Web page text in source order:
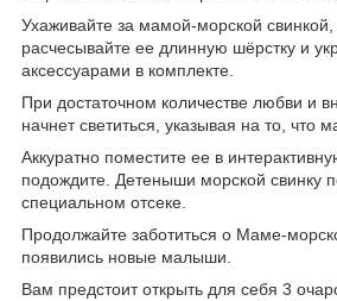
Ухаживайте за мамой-морской
расчесывайте ее длинную шёрстку и
аксессуарами в комплекте.
При достаточном количестве любви и
начнет светиться, указывая на то, что
Аккуратно поместите ее в
подождите. Детеныши морской свинку
специальном отсеке.
Продолжайте заботиться о Маме-
появились новые малыши.
Вам предстоит открыть для себя 3